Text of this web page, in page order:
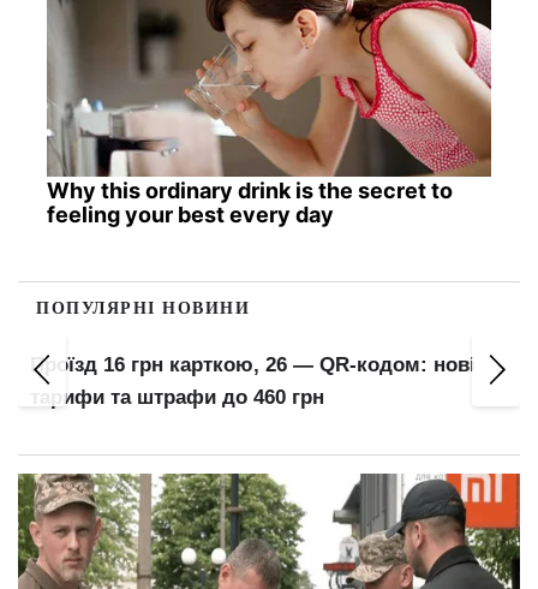
Why this ordinary drink is the secret to
feeling your best every day
ПОПУЛЯРНІ НОВИНИ
Проїзд 16 грн карткою, 26 — QR-кодом: нові
тарифи та штрафи до 460 грн